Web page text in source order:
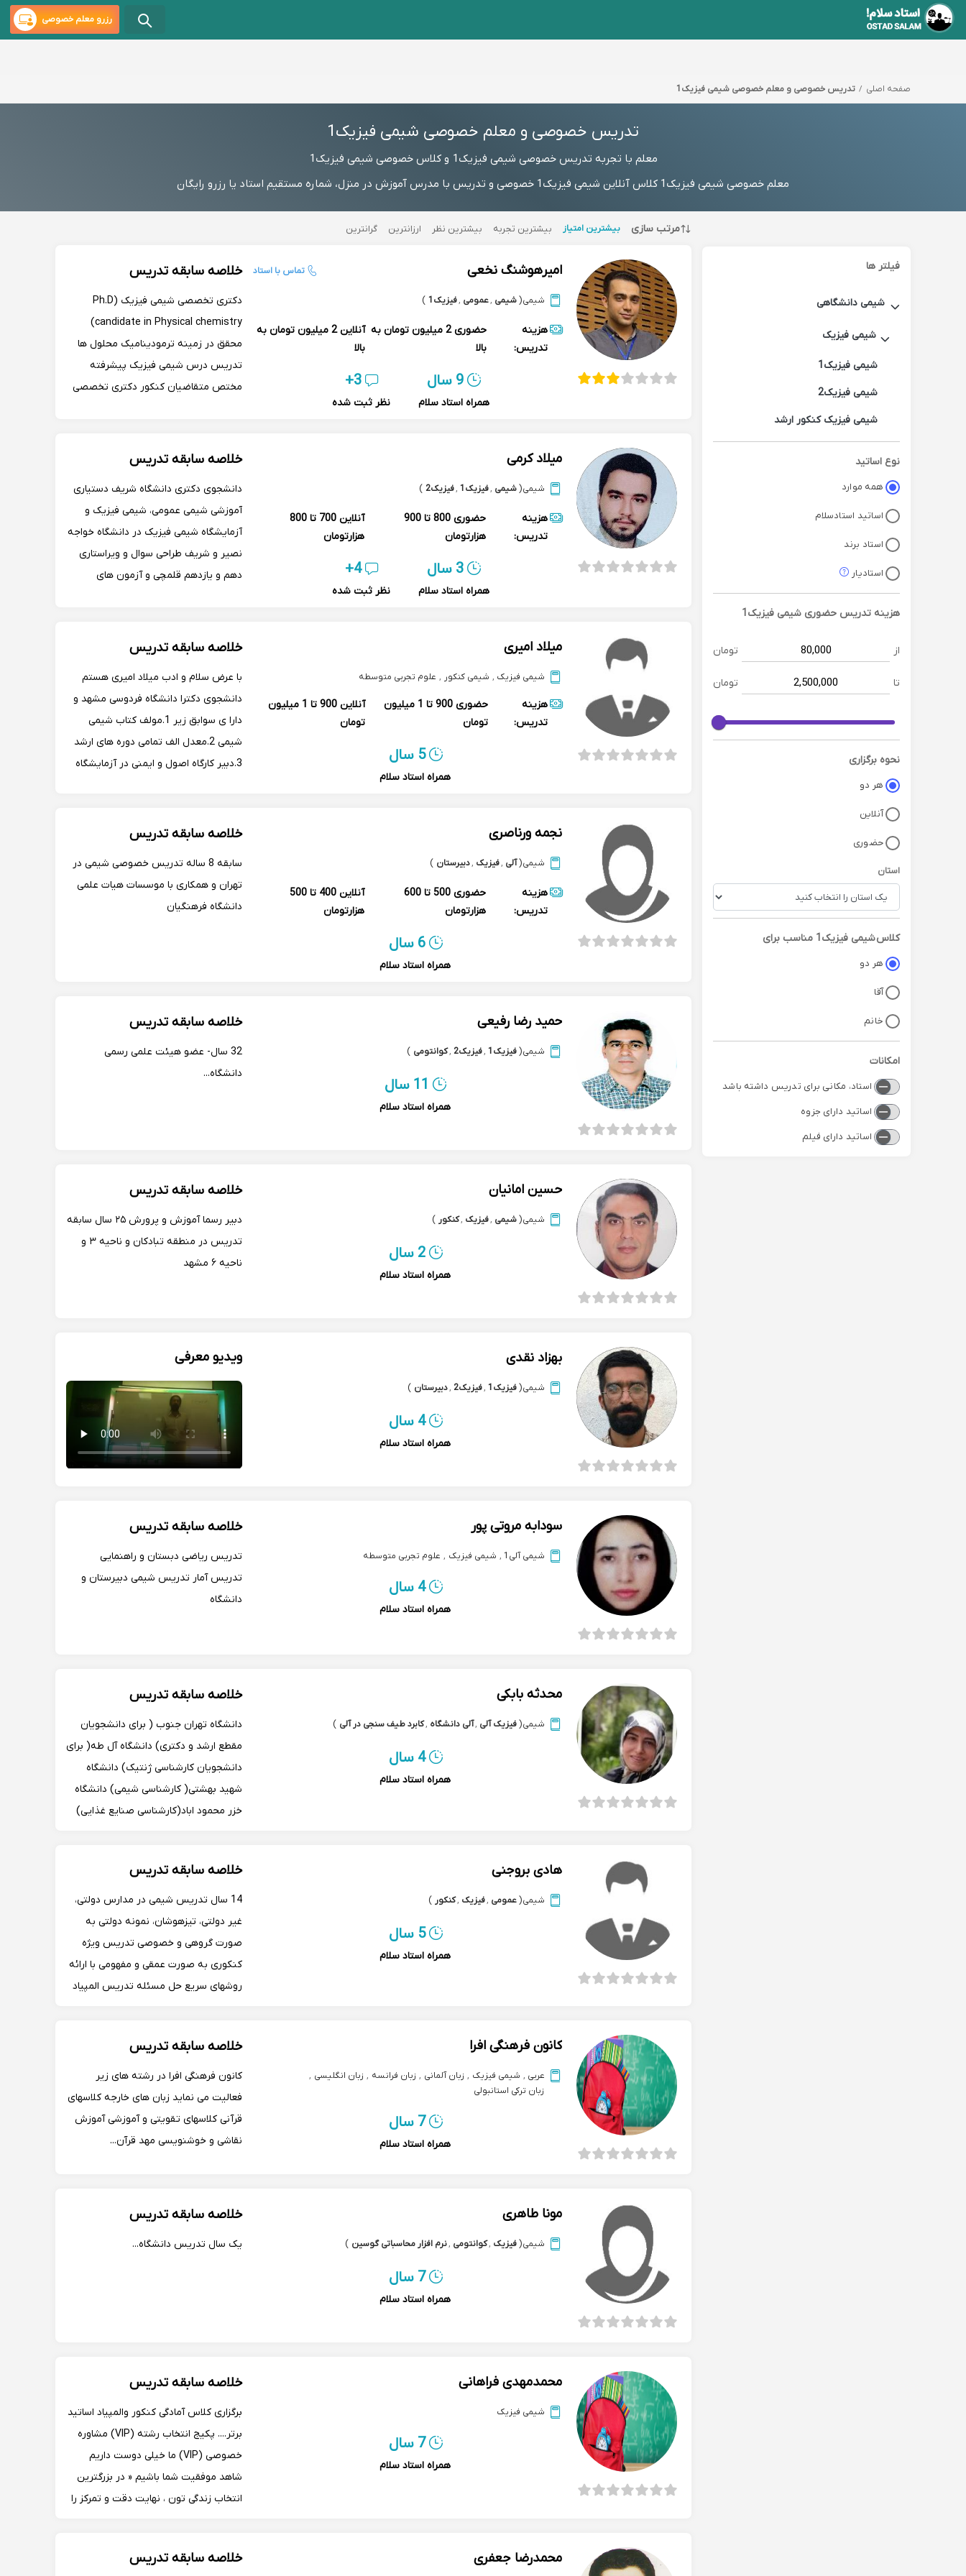
رزرو معلم خصوصی
صفحه اصلی تدریس خصوصی و معلم خصوصی شیمی فیزیک1
تدریس خصوصی و معلم خصوصی شیمی فیزیک1
معلم با تجربه تدریس خصوصی شیمی فیزیک1 و کلاس خصوصی شیمی فیزیک1
معلم خصوصی شیمی فیزیک1 کلاس آنلاین شیمی فیزیک1 خصوصی و تدریس با مدرس آموزش در منزل، شماره مستقیم استاد یا رزرو رایگان
فیلتر ها
شیمی دانشگاهی
شیمی فیزیک
شیمی فیزیک1
شیمی فیزیک2
شیمی فیزیک کنکور ارشد
نوع اساتید
همه موارد
اساتید استادسلام
استاد برند
استادیار
هزینه تدریس حضوری شیمی فیزیک1
از تومان
تا تومان
نحوه برگزاری
هر دو
آنلاین
حضوری
استان
کلاسشیمی فیزیک1 مناسب برای
هر دو
آقا
خانم
امکانات
استاد، مکانی برای تدریس داشته باشد
اساتید دارای جزوه
اساتید دارای فیلم
مرتب سازی بیشترین امتیاز بیشترین تجربه بیشترین نظر ارزانترین گرانترین
امیرهوشنگ نخعی تماس با استاد
شیمی(شیمی ,عمومی ,فیزیک1 )
هزینه
تدریس:
حضوری
2 میلیون تومان به
بالا
آنلاین
2 میلیون تومان به
بالا
9 سال
همراه استاد سلام
3+
نظر ثبت شده
خلاصه سابقه تدریس
دکتری تخصصی شیمی فیزیک (Ph.D
candidate in Physical chemistry)
محقق در زمینه ترمودینامیک محلول ها
تدریس درس شیمی فیزیک پیشرفته
مختص متقاضیان کنکور دکتری تخصصی
مختص متقاضیان کنکور کارشناسی ارشد -
میلاد کرمی
شیمی(شیمی ,فیزیک1 ,فیزیک2 )
هزینه
تدریس:
حضوری
800 تا 900
هزارتومان
آنلاین
700 تا 800
هزارتومان
3 سال
همراه استاد سلام
4+
نظر ثبت شده
خلاصه سابقه تدریس
دانشجوی دکتری دانشگاه شریف دستیاری
آموزشی شیمی عمومی، شیمی فیزیک و
آزمایشگاه شیمی فیزیک در دانشگاه خواجه
نصیر و شریف طراحی سوال و ویراستاری
دهم و یازدهم قلمچی و آزمون های
میلاد امیری
شیمی فیزیک , شیمی کنکور , علوم تجربی متوسطه
هزینه
تدریس:
حضوری
900 تا 1 میلیون
تومان
آنلاین
900 تا 1 میلیون
تومان
5 سال
همراه استاد سلام
خلاصه سابقه تدریس
با عرض سلام و ادب میلاد امیری هستم
دانشجوی دکترا دانشگاه فردوسی مشهد و
دارا ی سوابق زیر 1.مولف کتاب شیمی
شیمی 2.معدل الف تمامی دوره های ارشد
3.دبیر کارگاه اصول و ایمنی در آزمایشگاه
6.دارای چندین شاگرد موفق در امتحانات
نجمه ورناصری
شیمی(آلی ,فیزیک ,دبیرستان )
هزینه
تدریس:
حضوری
500 تا 600
هزارتومان
آنلاین
400 تا 500
هزارتومان
6 سال
همراه استاد سلام
خلاصه سابقه تدریس
سابقه 8 ساله تدریس خصوصی شیمی در
تهران و همکاری با موسسات هیات علمی
دانشگاه فرهنگیان
حمید رضا رفیعی
شیمی(فیزیک1 ,فیزیک2 ,کوانتومی )
11 سال
همراه استاد سلام
خلاصه سابقه تدریس
32 سال- عضو هیئت علمی رسمی
دانشگاه...
حسین امانیان
شیمی(شیمی ,فیزیک ,کنکور )
2 سال
همراه استاد سلام
خلاصه سابقه تدریس
دبیر رسما آموزش و پرورش ۲۵ سال سابقه
تدریس در منطقه تبادکان و ناحیه ۳ و
ناحیه ۶ مشهد
بهزاد نقدی
شیمی(فیزیک1 ,فیزیک2 ,دبیرستان )
4 سال
همراه استاد سلام
ویدیو معرفی
سودابه مروتی پور
شیمی آلی1 , شیمی فیزیک , علوم تجربی متوسطه
4 سال
همراه استاد سلام
خلاصه سابقه تدریس
تدریس ریاضی دبستان و راهنمایی
تدریس آمار تدریس شیمی دبیرستان و
دانشگاه
محدثه بابکی
شیمی(فیزیک آلی ,آلی دانشگاه ,کابرد طیف سنجی در آلی )
4 سال
همراه استاد سلام
خلاصه سابقه تدریس
دانشگاه تهران جنوب ( برای دانشجویان
مقطع ارشد و دکتری) دانشگاه آل طه( برای
دانشجویان کارشناسی ژنتیک) دانشگاه
شهید بهشتی( کارشناسی شیمی) دانشگاه
خزر محمود اباد(کارشناسی صنایع غذایی)
خصوصی مقطع کارشناسی ارشد...
هادی بروجنی
شیمی(عمومی ,فیزیک ,کنکور )
5 سال
همراه استاد سلام
خلاصه سابقه تدریس
14 سال تدریس شیمی در مدارس دولتی،
غیر دولتی، تیزهوشان، نمونه دولتی به
صورت گروهی و خصوصی تدریس ویژه
کنکوری به صورت عمقی و مفهومی با ارائه
روشهای سریع حل مسئله تدریس المپیاد
بهشتی تدریس دروس شیمی عمومی،
شیمی فیزیک، آزمایشگاه شیم...
کانون فرهنگی افرا
عربی , شیمی فیزیک , زبان آلمانی , زبان فرانسه , زبان انگلیسی ,
زبان ترکی استانبولی
7 سال
همراه استاد سلام
خلاصه سابقه تدریس
کانون فرهنگی افرا در رشته های زیر
فعالیت می نماید زبان های خارجه کلاسهای
قرآنی کلاسهای تقویتی و آموزشی آموزش
نقاشی و خوشنویسی مهد قرآن...
مونا طاهری
شیمی(فیزیک ,کوانتومی ,نرم افزار محاسباتی گوسین )
7 سال
همراه استاد سلام
خلاصه سابقه تدریس
یک سال تدریس دانشگاه...
محمدمهدی فراهانی
شیمی فیزیک
7 سال
همراه استاد سلام
خلاصه سابقه تدریس
برگزاری کلاس آمادگی کنکور والمپیاد اساتید
برتر.... پکیج انتخاب رشته (VIP) مشاوره
خصوصی (VIP) ما خیلی دوست داریم
شاهد موفقیت شما باشیم « در بزرگترین
انتخاب زندگی تون ، نهایت دقت و تمرکز را
محمدرضا جعفری خلاصه سابقه تدریس